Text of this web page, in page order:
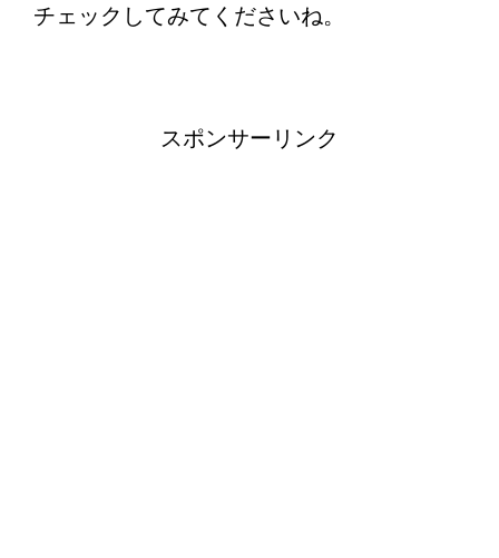
チェックしてみてくださいね。
スポンサーリンク